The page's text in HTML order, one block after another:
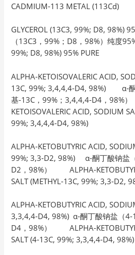
CADMIUM-113 METAL (113Cd)
GLYCEROL (13C3, 99%; D8, 98%)
（13C3，99%；D8，98%）纯度
99%; D8, 98%) 95% PURE
ALPHA-KETOISOVALERIC ACID,
13C, 99%; 3,4,4,4-D4, 98%) α-酮
基-13C，99%；3,4,4,4-D4，
KETOISOVALERIC ACID, SODIUM
99%; 3,4,4,4-D4, 98%)
ALPHA-KETOBUTYRIC ACID,
99%; 3,3-D2, 98%) α-酮丁酸钠盐
D2，98%） ALPHA-
SALT (METHYL-13C, 99%; 3,3-D2,
ALPHA-KETOBUTYRIC ACID,
3,3,4,4-D4, 98%) α-酮丁酸钠盐（
D4，98%） ALPHA-
SALT (4-13C, 99%; 3,3,4,4-D4, 98%)